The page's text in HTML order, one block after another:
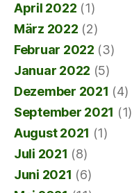
April 2022 (1)
März 2022 (2)
Februar 2022 (3)
Januar 2022 (5)
Dezember 2021 (4)
September 2021 (1)
August 2021 (1)
Juli 2021 (8)
Juni 2021 (6)